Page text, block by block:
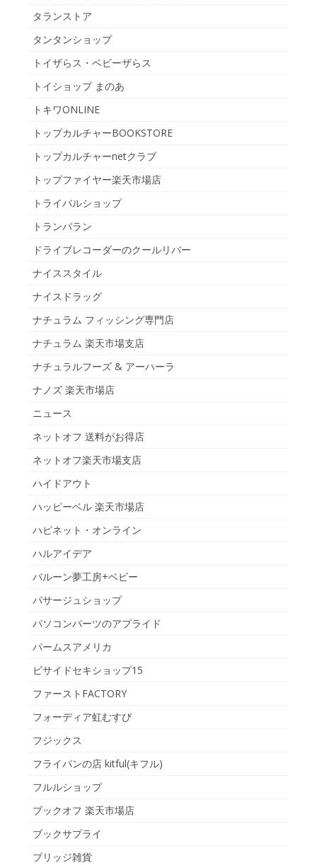
タランストア
タンタンショップ
トイザらス・ベビーザらス
トイショップ まのあ
トキワONLINE
トップカルチャーBOOKSTORE
トップカルチャーnetクラブ
トップファイヤー楽天市場店
トライバルショップ
トランパラン
ドライブレコーダーのクールリバー
ナイススタイル
ナイスドラッグ
ナチュラム フィッシング専門店
ナチュラム 楽天市場支店
ナチュラルフーズ & アーハーラ
ナノズ 楽天市場店
ニュース
ネットオフ 送料がお得店
ネットオフ楽天市場支店
ハイドアウト
ハッピーベル 楽天市場店
ハピネット・オンライン
ハルアイデア
バルーン夢工房+ベビー
パサージュショップ
パソコンパーツのアプライド
パームスアメリカ
ビサイドセキショップ15
ファーストFACTORY
フォーディア虹むすび
フジックス
フライパンの店 kitful(キフル)
フルルショップ
ブックオフ 楽天市場店
ブックサプライ
ブリッジ雑貨